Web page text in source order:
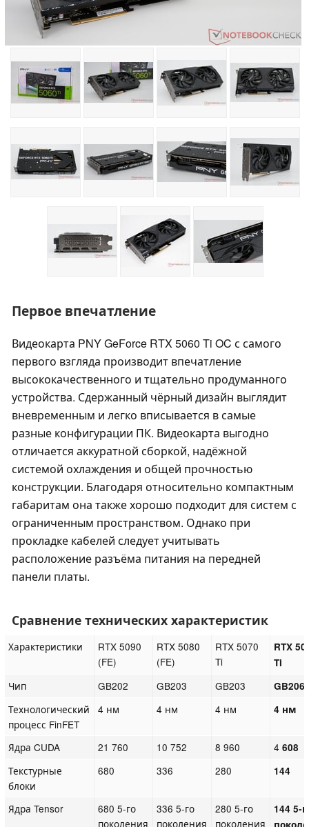
Первое впечатление
Видеокарта PNY GeForce RTX 5060 Ti OC с самого
первого взгляда производит впечатление
высококачественного и тщательно продуманного
устройства. Сдержанный чёрный дизайн выглядит
вневременным и легко вписывается в самые
разные конфигурации ПК. Видеокарта выгодно
отличается аккуратной сборкой, надёжной
системой охлаждения и общей прочностью
конструкции. Благодаря относительно компактным
габаритам она также хорошо подходит для систем с
ограниченным пространством. Однако при
прокладке кабелей следует учитывать
расположение разъёма питания на передней
панели платы.
Сравнение технических характеристик
Характеристики
RTX 5090
(FE)
RTX 5080
(FE)
RTX 5070
Ti
RTX
Ti
Чип GB202 GB203 GB203 GB206
Технологический
процесс FinFET
4 нм 4 нм 4 нм 4 нм
Ядра CUDA 21 760 10 752 8 960 4 608
Текстурные
блоки
680 336 280 144
Ядра Tensor
680 5-го
поколения
336 5-го
поколения
280 5-го
поколения
144 5-